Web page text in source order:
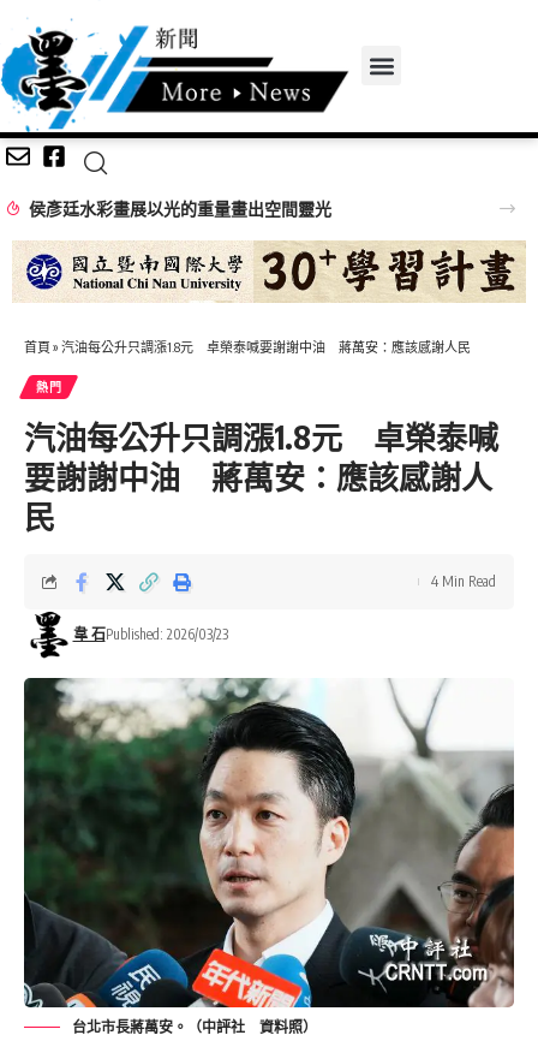
侯彥廷水彩畫展以光的重量畫出空間靈光
首頁 » 汽油每公升只調漲1.8元 卓榮泰喊要謝謝中油 蔣萬安：應該感謝人民
熱門
汽油每公升只調漲1.8元 卓榮泰喊
要謝謝中油 蔣萬安：應該感謝人
民
韋 石Published: 2026/03/23
4 Min Read
台北市長蔣萬安。（中評社 資料照）